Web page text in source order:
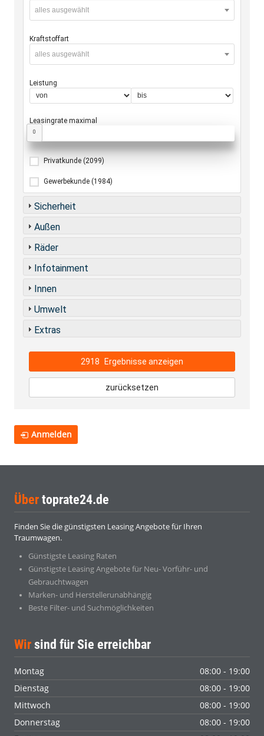
alles ausgewählt
Kraftstoffart
alles ausgewählt
Leistung
Leasingrate maximal
0
Privatkunde (2099)
Gewerbekunde (1984)
Sicherheit
Außen
Räder
Infotainment
Innen
Umwelt
Extras
2918 Ergebnisse anzeigen
zurücksetzen
Anmelden
Über toprate24.de
Finden Sie die günstigsten Leasing Angebote für Ihren
Traumwagen.
Günstigste Leasing Raten
Günstigste Leasing Angebote für Neu- Vorführ- und
Gebrauchtwagen
Marken- und Herstellerunabhängig
Beste Filter- und Suchmöglichkeiten
Wir sind für Sie erreichbar
Montag
08:00 - 19:00
Dienstag
08:00 - 19:00
Mittwoch
08:00 - 19:00
Donnerstag
08:00 - 19:00